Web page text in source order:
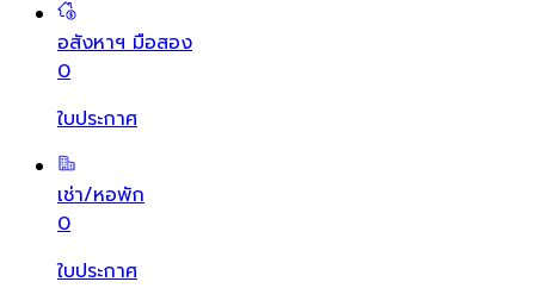
อสังหาฯ มือสอง
0
ใบประกาศ
เช่า/หอพัก
0
ใบประกาศ